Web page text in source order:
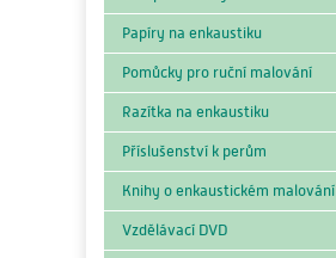
Papíry na enkaustiku
Pomůcky pro ruční malování
Razítka na enkaustiku
Příslušenství k perům
Knihy o enkaustickém malování
Vzdělávací DVD